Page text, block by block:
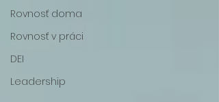
Rovnosť doma
Rovnosť v práci
DEI
Leadership